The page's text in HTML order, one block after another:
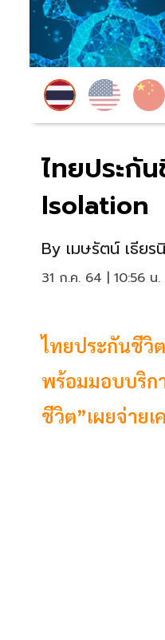
ไทยประกั
Isolation
By เมษรัตน์ เธีย
31 ก.ค. 64 | 10:56 น.
ไทยประกันชีวิ
พร้อมมอบบริก
ชีวิต”เผยจ่าย